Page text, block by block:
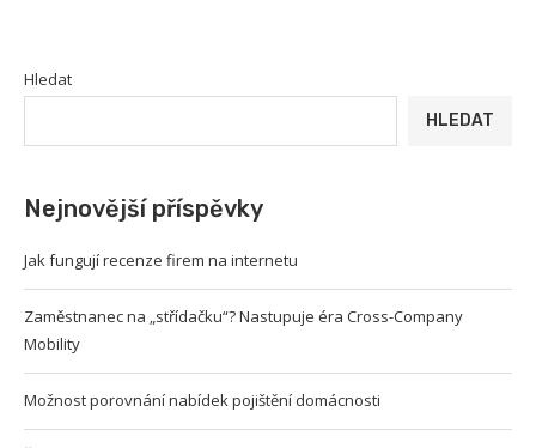
Hledat
HLEDAT
Nejnovější příspěvky
Jak fungují recenze firem na internetu
Zaměstnanec na „střídačku“? Nastupuje éra Cross-Company
Mobility
Možnost porovnání nabídek pojištění domácnosti